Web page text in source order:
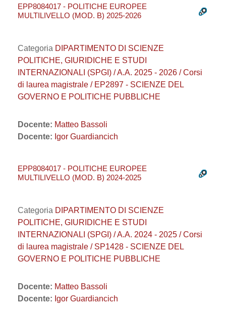
EPP8084017 - POLITICHE EUROPEE
MULTILIVELLO (MOD. B) 2025-2026
Categoria DIPARTIMENTO DI SCIENZE
POLITICHE, GIURIDICHE E STUDI
INTERNAZIONALI (SPGI) / A.A. 2025 - 2026 / Corsi
di laurea magistrale / EP2897 - SCIENZE DEL
GOVERNO E POLITICHE PUBBLICHE
Docente: Matteo Bassoli
Docente: Igor Guardiancich
EPP8084017 - POLITICHE EUROPEE
MULTILIVELLO (MOD. B) 2024-2025
Categoria DIPARTIMENTO DI SCIENZE
POLITICHE, GIURIDICHE E STUDI
INTERNAZIONALI (SPGI) / A.A. 2024 - 2025 / Corsi
di laurea magistrale / SP1428 - SCIENZE DEL
GOVERNO E POLITICHE PUBBLICHE
Docente: Matteo Bassoli
Docente: Igor Guardiancich